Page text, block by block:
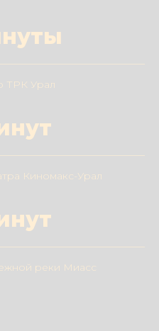
ТРК Урал
Киномакс-Урал
реки Миасс